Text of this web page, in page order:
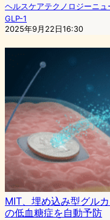
ヘルスケアテクノロジーニュ
GLP-1
2025年9月22日16:30
MIT、埋め込み型グル
の低血糖症を自動予防